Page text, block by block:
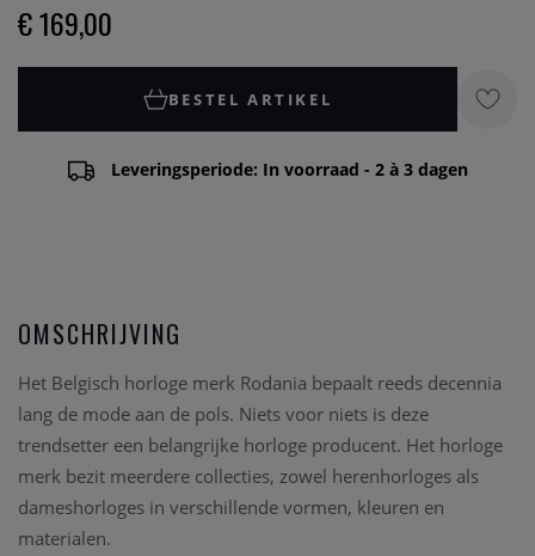
€ 169,00
BESTEL ARTIKEL
Leveringsperiode: In voorraad - 2 à 3 dagen
OMSCHRIJVING
Het Belgisch horloge merk Rodania bepaalt reeds decennia
lang de mode aan de pols. Niets voor niets is deze
trendsetter een belangrijke horloge producent. Het horloge
merk bezit meerdere collecties, zowel herenhorloges als
dameshorloges in verschillende vormen, kleuren en
materialen.